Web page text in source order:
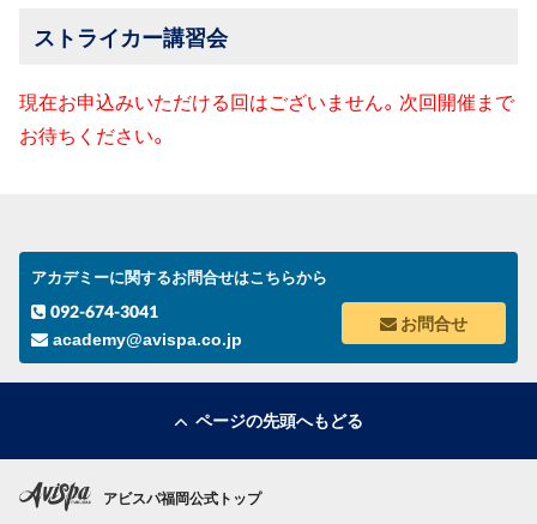
ストライカー講習会
現在お申込みいただける回はございません。次回開催まで
お待ちください。
アカデミーに関するお問合せはこちらから
092-674-3041
academy@avispa.co.jp
お問合せ
ページの先頭へもどる
アビスパ福岡公式トップ